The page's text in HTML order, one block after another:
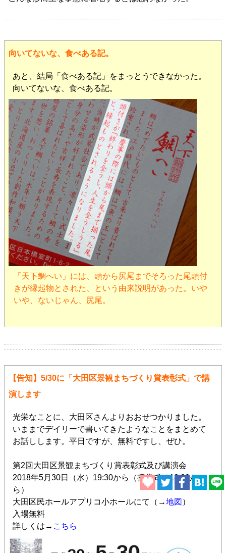
向いてないな、食べある記。
あと、結局「食べある記」をまっとうできなかった。
向いてないな、食べある記。
「天下鯛へい」には、頭から尻尾までそろった尾頭付
きが縁起物とされた、という由来説明があった。いや
いや、ないじゃん、尻尾。
【告知】5/30に「大田区景観まちづくり賞表彰式」で講
演します
光栄なことに、大田区さんよりおおせつかりました。
いままでデイリーで書いてきたようなことをまとめて
お話しします。平日ですが、無料ですし、ぜひ。
第2回大田区景観まちづくり賞表彰式及び講演会
2018年5月30日（水）19:30から（授賞式は18:30か
ら）
大田区民ホールアプリコ小ホールにて（→地図 ）
入場無料
詳しくは→ こちら